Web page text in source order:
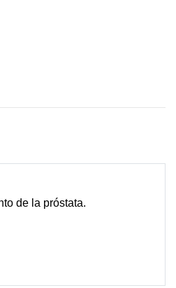
de la próstata.